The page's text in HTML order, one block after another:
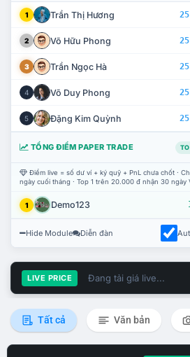
1 Trần Thị Hương
2 Võ Hữu Phong
3 Trần Ngọc Hà
4 Võ Duy Phong
5 Đặng Kim Quỳnh
TỔNG ĐIỂM PAPER TRADE
Điểm live = số dư ví + ký quỹ + PnL chưa chốt ·
ngày cuối tháng · Top 1 trên 20.000 đ nhận 30 ngày
1 Demo123
Hide Module Diễn đàn
LIVE PRICE Đang tải giá live...
Tất cả Văn bản